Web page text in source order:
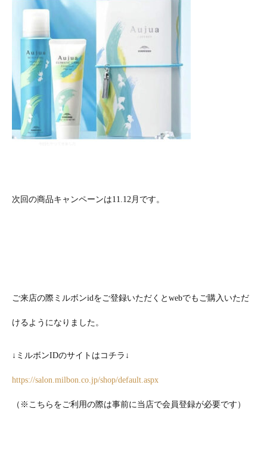
次回の商品キャンペーンは11.12月です。
ご来店の際ミルボンidをご登録いただくとwebでもご購入いただ
けるようになりました。
↓ミルボンIDのサイトはコチラ↓
https://salon.milbon.co.jp/shop/default.aspx
（※こちらをご利用の際は事前に当店で会員登録が必要です）